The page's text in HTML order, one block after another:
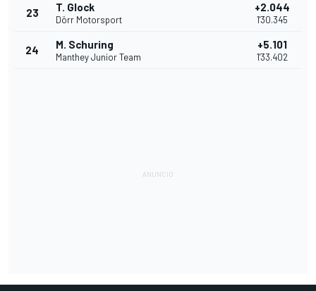
23 T. Glock
Dörr Motorsport
+2.044
1'30.345
24 M. Schuring
Manthey Junior Team
+5.101
1'33.402